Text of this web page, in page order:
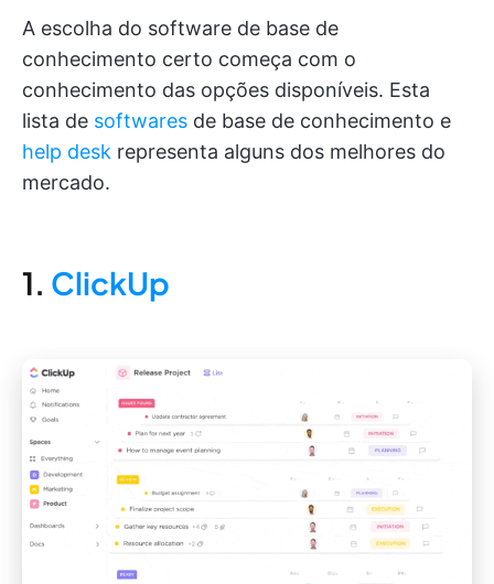
A escolha do software de base de
conhecimento certo começa com o
conhecimento das opções disponíveis. Esta
lista de softwares de base de conhecimento e
help desk representa alguns dos melhores do
mercado.
1. ClickUp